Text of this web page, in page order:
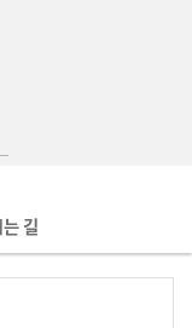
길